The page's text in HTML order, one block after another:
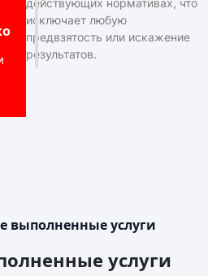
действующих нормативах, что
исключает любую
предвзятость или искажение
результатов.
выполненные услуги
услуги